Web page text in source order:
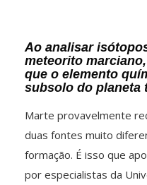
Ao analisar
meteorito
que o elemento
subsolo do planeta
Marte provavelmente
duas fontes muito
formação. É isso que
por especialistas da